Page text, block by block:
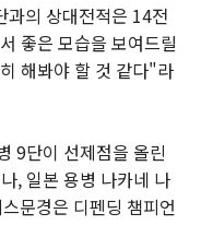
과의 상대전적은 14전
좋은 모습을 보여드릴
해봐야 할 것 같다"라
9단이 선제점을 올린
, 일본 용병 나카네 나
문경은 디펜딩 챔피언